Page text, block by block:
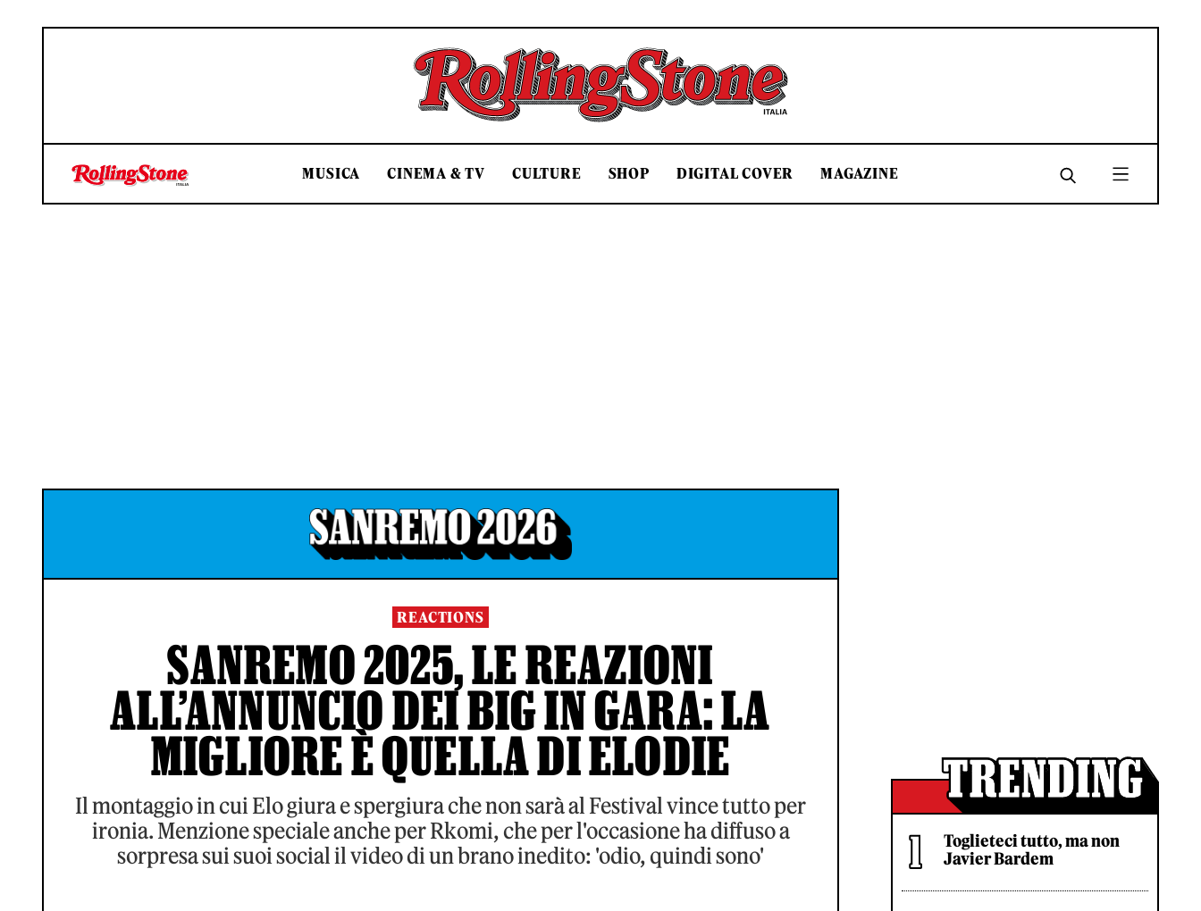
Rolling Stone Italia
MUSICA CINEMA & TV CULTURE SHOP DIGITAL COVER MAGAZINE
REACTIONS
SANREMO 2025, LE REAZIONI
ALL’ANNUNCIO DEI BIG IN GARA: LA
MIGLIORE È QUELLA DI ELODIE
Il montaggio in cui Elo giura e spergiura che non sarà al Festival vince tutto per
ironia. Menzione speciale anche per Rkomi, che per l'occasione ha diffuso a
sorpresa sui suoi social il video di un brano inedito: 'odio, quindi sono'
Toglieteci tutto, ma non
Javier Bardem